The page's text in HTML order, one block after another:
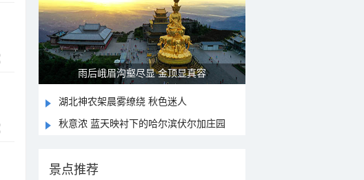
雨后峨眉沟壑尽显 金顶显真容
湖北神农架晨雾缭绕 秋色迷人
秋意浓 蓝天映衬下的哈尔滨伏尔加庄园
景点推荐